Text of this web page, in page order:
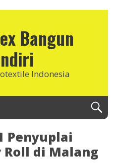
Bangun
Indonesia
Penyuplai
di Malang